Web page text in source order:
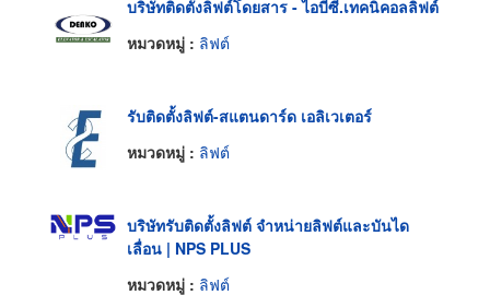
บริษัทติดตั้งลิฟต์โดยสาร - ไอบีซี.เทคนิคอลลิฟต์
หมวดหมู่ : ลิฟต์
รับติดตั้งลิฟต์-สแตนดาร์ด เอลิเวเตอร์
หมวดหมู่ : ลิฟต์
บริษัทรับติดตั้งลิฟต์ จำหน่ายลิฟต์และบันได
เลื่อน | NPS PLUS
หมวดหมู่ : ลิฟต์